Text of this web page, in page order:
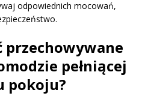
odpowiednich mocowań,
przechowywane
pełniącej
pokoju?